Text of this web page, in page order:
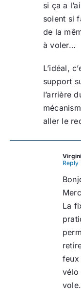
si ça a
soient si
de la
à voler…
L’idéal,
support
l’arrière
aller le
Reply
La
feux
vélo
vole.